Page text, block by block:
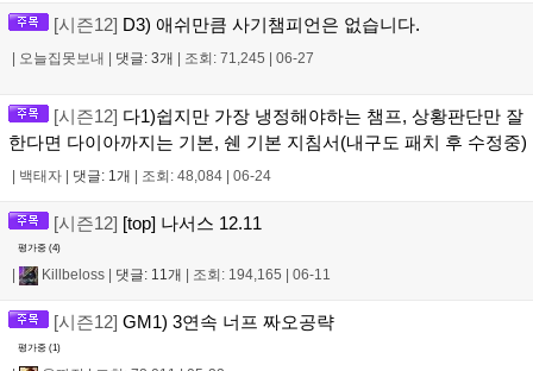
[시즌12] D3) 애쉬만큼 사기챔피언은 없습니다.
오늘집못보내 댓글: 3개 조회: 71,245 06-27
[시즌12] 다1)쉽지만 가장 냉정해야하는 챔프, 상황판단만 잘
한다면 다이아까지는 기본, 쉔 기본 지침서(내구도 패치 후 수정중)
백태자 댓글: 1개 조회: 48,084 06-24
[시즌12] [top] 나서스 12.11
평가중 (4)
Killbeloss 댓글: 11개 조회: 194,165 06-11
[시즌12] GM1) 3연속 너프 짜오공략
평가중 (1)